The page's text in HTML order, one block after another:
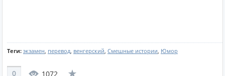
Теги: экзамен, перевод, венгерский, Смешные истории, Юмор
0 1072